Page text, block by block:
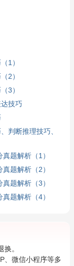
1）
2）
3）
技巧
判断推理技巧、
题解析（1）
题解析（2）
题解析（3）
题解析（4）
。
、微信小程序等多